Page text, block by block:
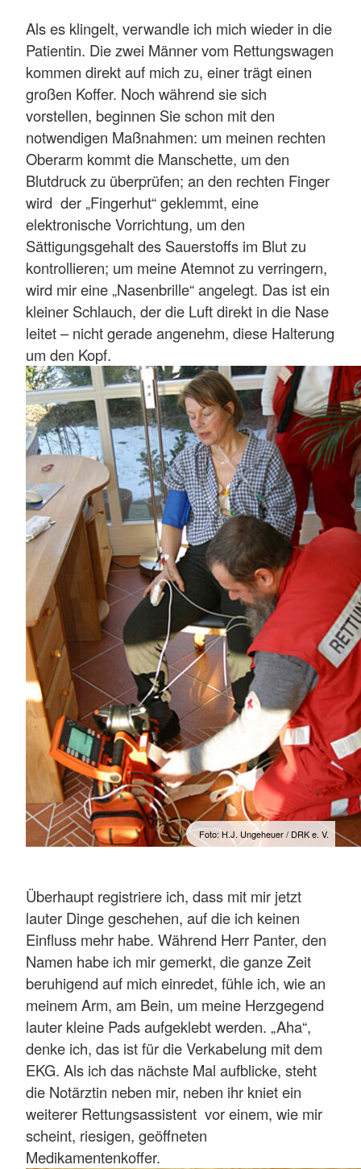
Als es klingelt, verwandle ich mich wieder in die
Patientin. Die zwei Männer vom Rettungswagen
kommen direkt auf mich zu, einer trägt einen
großen Koffer. Noch während sie sich
vorstellen, beginnen Sie schon mit den
notwendigen Maßnahmen: um meinen rechten
Oberarm kommt die Manschette, um den
Blutdruck zu überprüfen; an den rechten Finger
wird der „Fingerhut“ geklemmt, eine
elektronische Vorrichtung, um den
Sättigungsgehalt des Sauerstoffs im Blut zu
kontrollieren; um meine Atemnot zu verringern,
wird mir eine „Nasenbrille“ angelegt. Das ist ein
kleiner Schlauch, der die Luft direkt in die Nase
leitet – nicht gerade angenehm, diese Halterung
um den Kopf.
Foto: H.J. Ungeheuer / DRK e. V.
Überhaupt registriere ich, dass mit mir jetzt
lauter Dinge geschehen, auf die ich keinen
Einfluss mehr habe. Während Herr Panter, den
Namen habe ich mir gemerkt, die ganze Zeit
beruhigend auf mich einredet, fühle ich, wie an
meinem Arm, am Bein, um meine Herzgegend
lauter kleine Pads aufgeklebt werden. „Aha“,
denke ich, das ist für die Verkabelung mit dem
EKG. Als ich das nächste Mal aufblicke, steht
die Notärztin neben mir, neben ihr kniet ein
weiterer Rettungsassistent vor einem, wie mir
scheint, riesigen, geöffneten
Medikamentenkoffer.